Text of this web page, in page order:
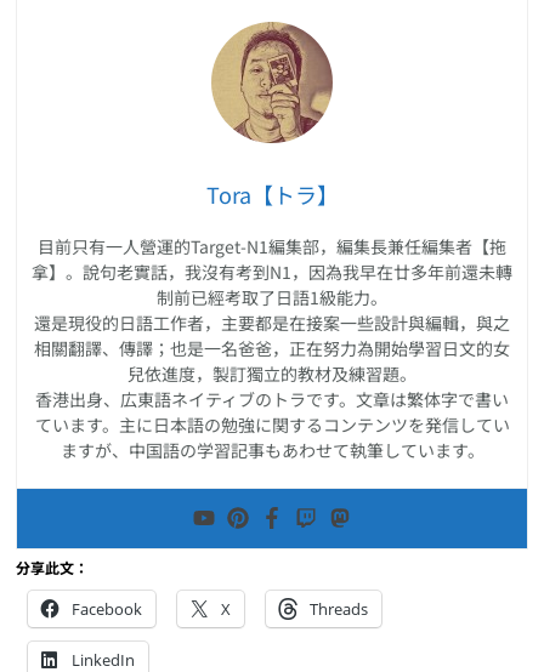
Tora【トラ】
目前只有一人營運的Target-N1編集部，編集長兼任編集者【拖
拿】。說句老實話，我沒有考到N1，因為我早在廿多年前還未轉
制前已經考取了日語1級能力。
還是現役的日語工作者，主要都是在接案一些設計與編輯，與之
相關翻譯、傳譯；也是一名爸爸，正在努力為開始學習日文的女
兒依進度，製訂獨立的教材及練習題。
香港出身、広東語ネイティブのトラです。文章は繁体字で書い
ています。主に日本語の勉強に関するコンテンツを発信してい
ますが、中国語の学習記事もあわせて執筆しています。
分享此文：
Facebook X Threads
LinkedIn